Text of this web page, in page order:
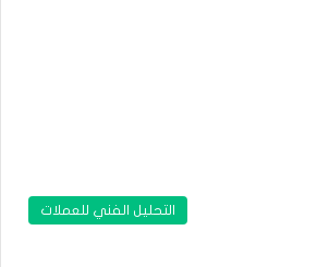
التحليل الفني للعملات